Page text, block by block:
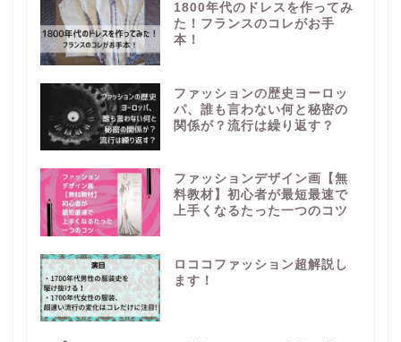
1800年代のドレスを作ってみ
た！フランスのコレがお手
本！
ファッションの歴史ヨーロッ
パ、誰も言わない何と秘密の
関係が？流行は繰り返す？
ファッションデザイン画【無
料教材】初心者が最短最速で
上手くなるたった一つのコツ
ロココファッション超解説し
ます！